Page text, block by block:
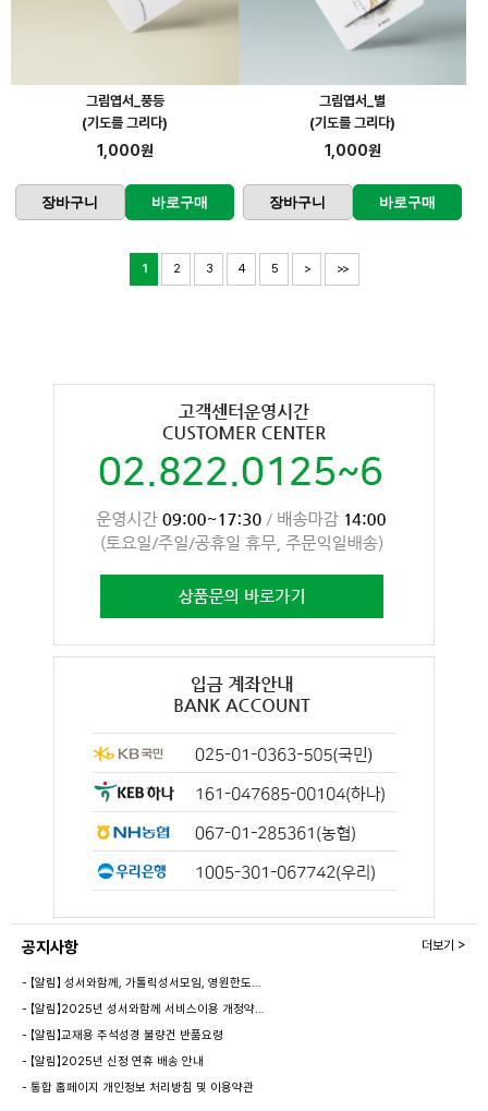
그림엽서_풍등
(기도를 그리다)
1,000원
장바구니 바로구매
그림엽서_별
(기도를 그리다)
1,000원
장바구니 바로구매
1 2 3 4 5 > >>
공지사항
- 【알림】 성서와함께, 가톨릭성서모임, 영원한도…
- 【알림】2025년 성서와함께 서비스이용 개정약…
- 【알림】교재용 주석성경 불량건 반품요령
- 【알림】2025년 신정 연휴 배송 안내
- 통합 홈페이지 개인정보 처리방침 및 이용약관
더보기 >